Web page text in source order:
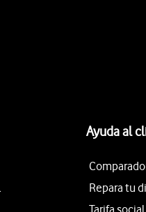
Ayuda al
Repara tu
Tarifa social